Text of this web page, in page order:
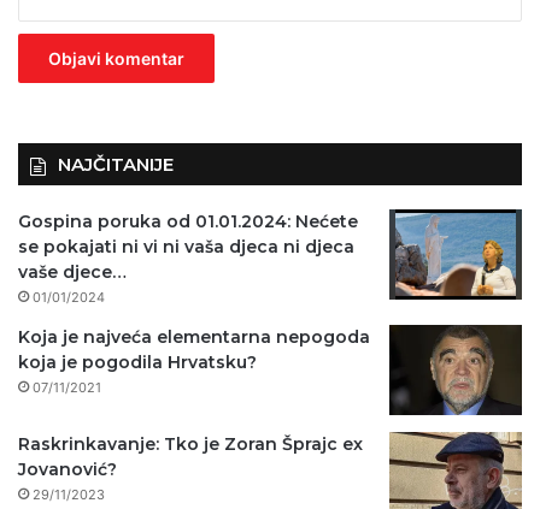
z
NAJČITANIJE
Gospina poruka od 01.01.2024: Nećete
se pokajati ni vi ni vaša djeca ni djeca
vaše djece…
01/01/2024
Koja je najveća elementarna nepogoda
koja je pogodila Hrvatsku?
07/11/2021
Raskrinkavanje: Tko je Zoran Šprajc ex
Jovanović?
29/11/2023